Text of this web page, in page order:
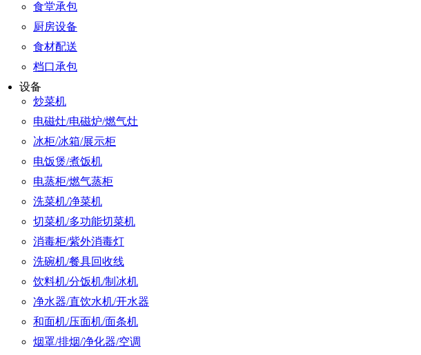
食堂承包
厨房设备
食材配送
档口承包
设备
炒菜机
电磁灶/电磁炉/燃气灶
冰柜/冰箱/展示柜
电饭煲/煮饭机
电蒸柜/燃气蒸柜
洗菜机/净菜机
切菜机/多功能切菜机
消毒柜/紫外消毒灯
洗碗机/餐具回收线
饮料机/分饭机/制冰机
净水器/直饮水机/开水器
和面机/压面机/面条机
烟罩/排烟/净化器/空调